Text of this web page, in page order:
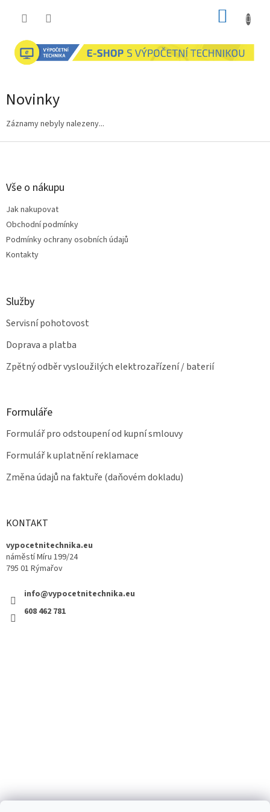
Novinky
Záznamy nebyly nalezeny...
Z
Vše o nákupu
Jak nakupovat
Obchodní podmínky
Podmínky ochrany osobních údajů
Kontakty
Služby
Servisní pohotovost
Doprava a platba
Zpětný odběr vysloužilých elektrozařízení / baterií
Formuláře
Formulář pro odstoupení od kupní smlouvy
Formulář k uplatnění reklamace
Změna údajů na faktuře (daňovém dokladu)
KONTAKT
vypocetnitechnika.eu
náměstí Míru 199/24
795 01 Rýmařov
info@vypocetnitechnika.eu
608 462 781